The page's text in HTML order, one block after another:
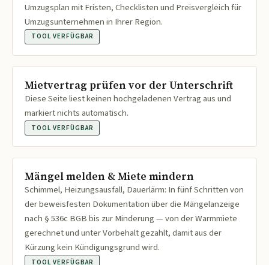
Umzugsplan mit Fristen, Checklisten und Preisvergleich für
Umzugsunternehmen in Ihrer Region.
TOOL VERFÜGBAR
Mietvertrag prüfen vor der Unterschrift
Diese Seite liest keinen hochgeladenen Vertrag aus und
markiert nichts automatisch.
TOOL VERFÜGBAR
Mängel melden & Miete mindern
Schimmel, Heizungsausfall, Dauerlärm: In fünf Schritten von
der beweisfesten Dokumentation über die Mängelanzeige
nach § 536c BGB bis zur Minderung — von der Warmmiete
gerechnet und unter Vorbehalt gezahlt, damit aus der
Kürzung kein Kündigungsgrund wird.
TOOL VERFÜGBAR